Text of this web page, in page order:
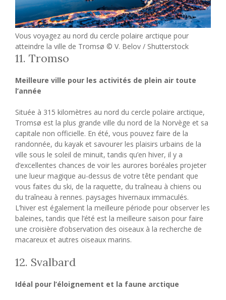
Vous voyagez au nord du cercle polaire arctique pour
atteindre la ville de Tromsø © V. Belov / Shutterstock
11. Tromso
Meilleure ville pour les activités de plein air toute
l’année
Située à 315 kilomètres au nord du cercle polaire arctique,
Tromsø est la plus grande ville du nord de la Norvège et sa
capitale non officielle. En été, vous pouvez faire de la
randonnée, du kayak et savourer les plaisirs urbains de la
ville sous le soleil de minuit, tandis qu’en hiver, il y a
d’excellentes chances de voir les aurores boréales projeter
une lueur magique au-dessus de votre tête pendant que
vous faites du ski, de la raquette, du traîneau à chiens ou
du traîneau à rennes. paysages hivernaux immaculés.
L’hiver est également la meilleure période pour observer les
baleines, tandis que l’été est la meilleure saison pour faire
une croisière d’observation des oiseaux à la recherche de
macareux et autres oiseaux marins.
12. Svalbard
Idéal pour l’éloignement et la faune arctique